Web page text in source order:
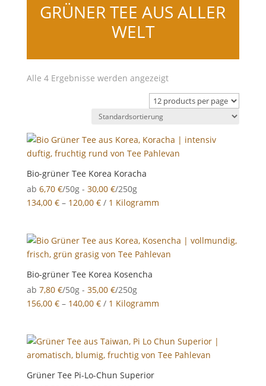
GRÜNER TEE AUS ALLER
WELT
Alle 4 Ergebnisse werden angezeigt
Bio-grüner Tee Korea Koracha
ab 6,70 €/50g - 30,00 €/250g
134,00 €– 120,00 €/ 1 Kilogramm
Bio-grüner Tee Korea Kosencha
ab 7,80 €/50g - 35,00 €/250g
156,00 €– 140,00 €/ 1 Kilogramm
Grüner Tee Pi-Lo-Chun Superior